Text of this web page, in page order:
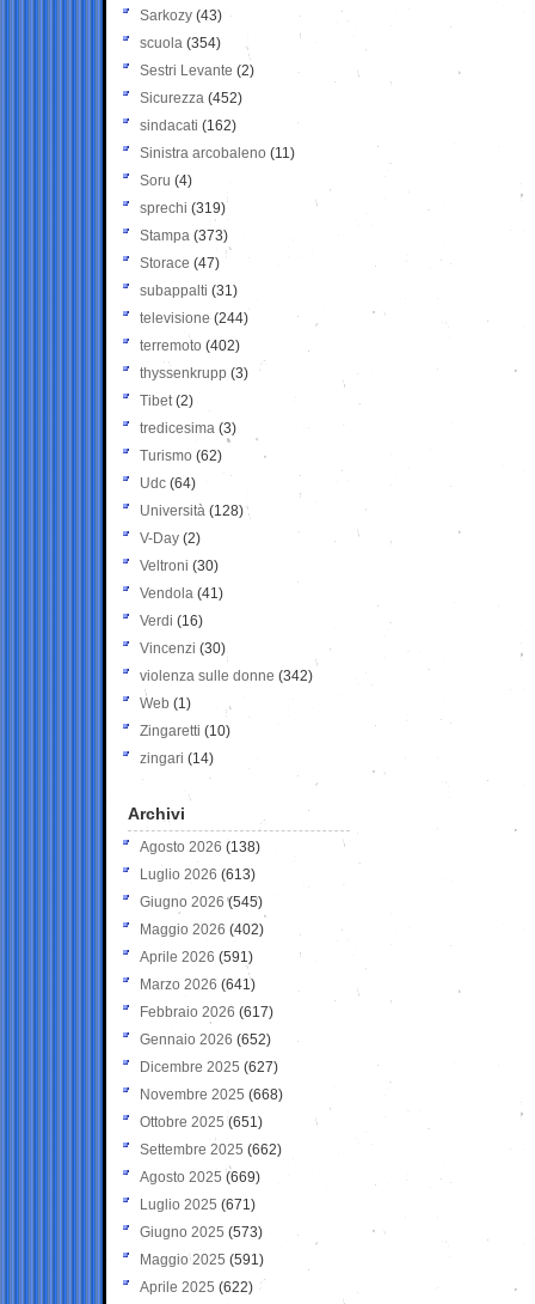
Sarkozy (43)
scuola (354)
Sestri Levante (2)
Sicurezza (452)
sindacati (162)
Sinistra arcobaleno (11)
Soru (4)
sprechi (319)
Stampa (373)
Storace (47)
subappalti (31)
televisione(244)
terremoto (402)
thyssenkrupp (3)
Tibet(2)
tredicesima (3)
Turismo (62)
Udc (64)
Università (128)
V-Day (2)
Veltroni (30)
Vendola (41)
Verdi (16)
Vincenzi (30)
violenza sulle donne (342)
Web (1)
Zingaretti (10)
zingari (14)
Archivi
Agosto 2026 (138)
Luglio 2026 (613)
Giugno 2026 (545)
Maggio 2026 (402)
Aprile 2026 (591)
Marzo 2026 (641)
Febbraio 2026 (617)
Gennaio 2026 (652)
Dicembre 2025 (627)
Novembre 2025 (668)
Ottobre 2025 (651)
Settembre 2025 (662)
Agosto 2025 (669)
Luglio 2025 (671)
Giugno 2025 (573)
Maggio 2025 (591)
Aprile 2025 (622)